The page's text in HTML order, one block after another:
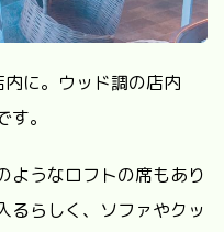
に。ウッド調の店内
。
ようなロフトの席もあり
るらしく、ソファやクッ